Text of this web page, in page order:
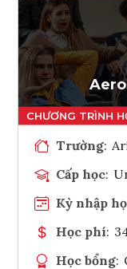
Trường:
Cấp học:
Kỳ nhập
Học phí:
Học bổng: